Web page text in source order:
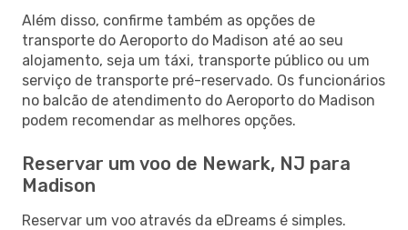
Além disso, confirme também as opções de
transporte do Aeroporto do Madison até ao seu
alojamento, seja um táxi, transporte público ou um
serviço de transporte pré-reservado. Os funcionários
no balcão de atendimento do Aeroporto do Madison
podem recomendar as melhores opções.
Reservar um voo de Newark, NJ para
Madison
Reservar um voo através da eDreams é simples.